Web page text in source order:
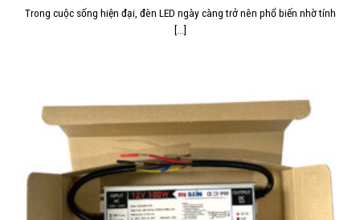
Trong cuộc sống hiện đại, đèn LED ngày càng trở nên phổ biến nhờ tính
[...]